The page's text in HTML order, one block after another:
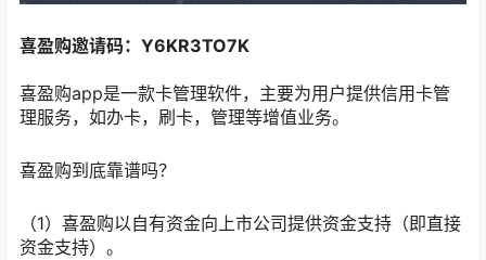
喜盈购邀请码：Y6KR3TO7K
喜盈购app是一款卡管理软件，主要为用户提供信用卡管
理服务，如办卡，刷卡，管理等增值业务。
喜盈购到底靠谱吗？
（1）喜盈购以自有资金向上市公司提供资金支持（即直接
资金支持）。